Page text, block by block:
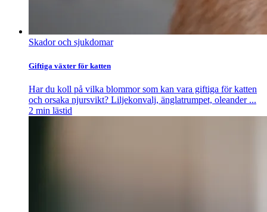
Skador och sjukdomar
Giftiga växter för katten
Har du koll på vilka blommor som kan vara giftiga för katten
och orsaka njursvikt? Liljekonvalj, änglatrumpet, oleander ...
2 min lästid